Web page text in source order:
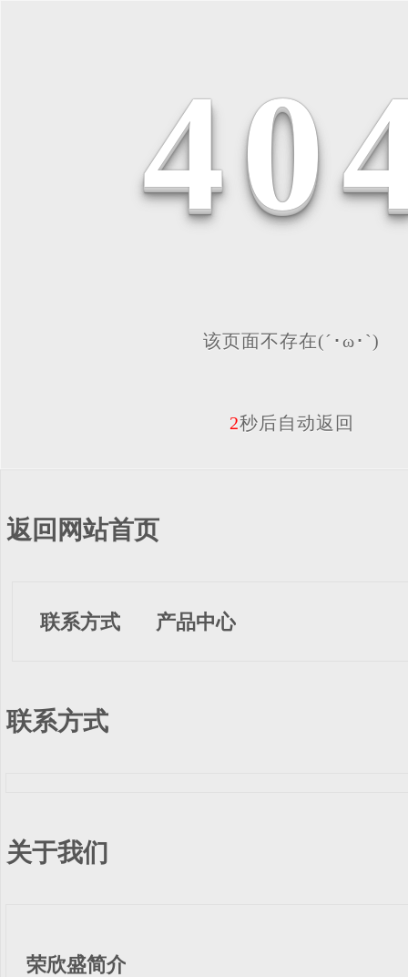
40
该页面不存在(´･ω･`)
2秒后自动返回
返回网站首页
联系方式 产品中心
联系方式
关于我们
荣欣盛简介